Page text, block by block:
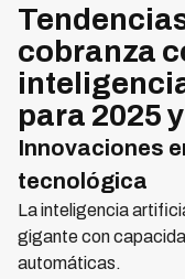
cobranza
para 2025
Innovaciones
tecnológica
La inteligencia
gigante con
automáticas.